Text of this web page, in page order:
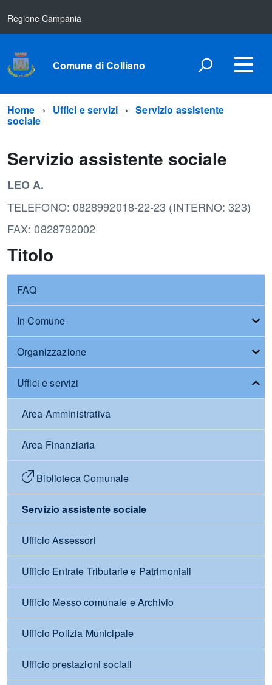
Regione Campania
Comune di Colliano
Home Uffici e servizi Servizio assistente
sociale
Servizio assistente sociale
LEO A.
TELEFONO: 0828992018-22-23 (INTERNO: 323)
FAX: 0828792002
Titolo
FAQ
In Comune
Organizzazione
Uffici e servizi
Area Amministrativa
Area Finanziaria
Biblioteca Comunale
Servizio assistente sociale
Ufficio Assessori
Ufficio Entrate Tributarie e Patrimoniali
Ufficio Messo comunale e Archivio
Ufficio Polizia Municipale
Ufficio prestazioni sociali